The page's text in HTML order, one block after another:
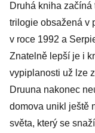
Druhá kniha
trilogie obsažená v
v roce 1992 a
Znatelně lepší je i
vypiplanosti už lze
Druuna nakonec
domova unikl ještě
světa, který se